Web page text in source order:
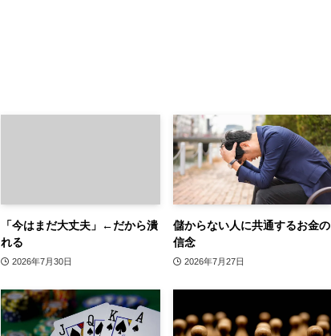
「今はまだ大丈夫」←だから潰
れる
2026年7月30日
儲からない人に共通するお金の
信念
2026年7月27日